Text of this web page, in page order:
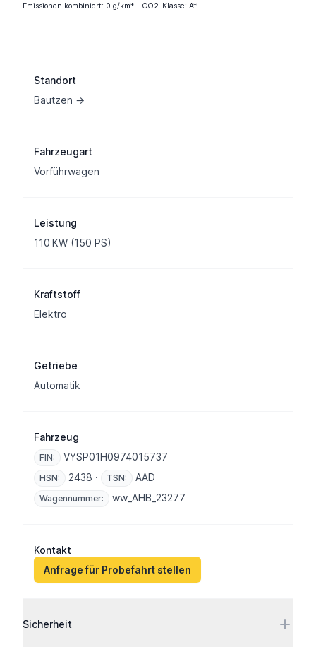
Emissionen kombiniert: 0 g/km* – CO2-Klasse: A*
Standort
Bautzen →
Fahrzeugart
Vorführwagen
Leistung
110 KW (150 PS)
Kraftstoff
Elektro
Getriebe
Automatik
Fahrzeug
FIN: VYSP01H0974015737
HSN: 2438 · TSN: AAD
Wagennummer: ww_AHB_23277
Kontakt
Anfrage für Probefahrt stellen
Sicherheit